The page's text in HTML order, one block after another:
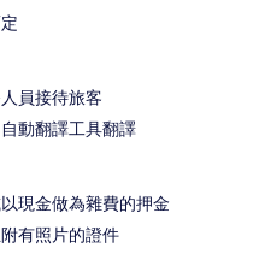
員接待旅客
動翻譯工具翻譯
現金做為雜費的押金
有照片的證件